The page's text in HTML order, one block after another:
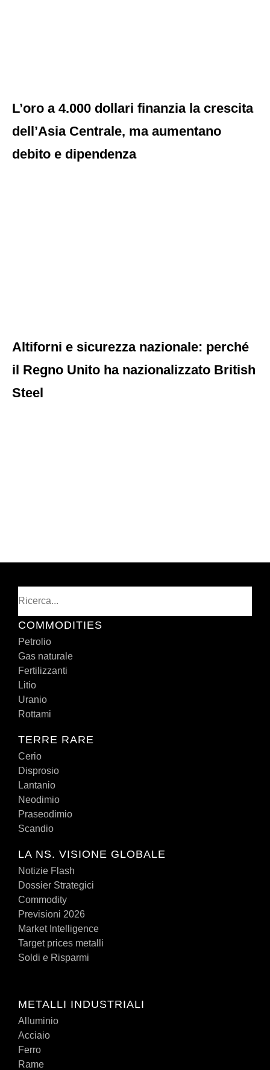
L’oro a 4.000 dollari finanzia la crescita
dell’Asia Centrale, ma aumentano
debito e dipendenza
Altiforni e sicurezza nazionale: perché
il Regno Unito ha nazionalizzato British
Steel
COMMODITIES
Petrolio
Gas naturale
Fertilizzanti
Litio
Uranio
Rottami
TERRE RARE
Cerio
Disprosio
Lantanio
Neodimio
Praseodimio
Scandio
LA NS. VISIONE GLOBALE
Notizie Flash
Dossier Strategici
Commodity
Previsioni 2026
Market Intelligence
Target prices metalli
Soldi e Risparmi
METALLI INDUSTRIALI
Alluminio
Acciaio
Ferro
Rame